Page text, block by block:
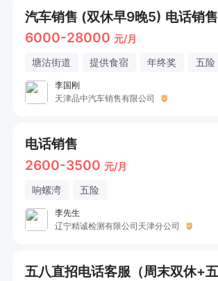
汽车销售 (双休早9晚5) 电话销售
6000-28000 元/月
塘沽街道 提供食宿 年终奖 五险
李国刚
天津品中汽车销售有限公司
电话销售
2600-3500 元/月
响螺湾 五险
李先生
辽宁精诚检测有限公司天津分公司